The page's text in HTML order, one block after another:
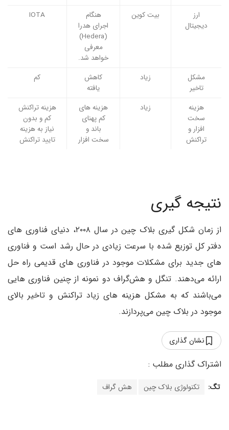
ارز
دیجیتال
بیت کوین
هنگام
اجرای هدرا
(Hedera)
معرفی
خواهد شد.
IOTA
مشکل
تاخیر
زیاد
کاهش
یافته
کم
هزینه
سخت
افزار و
تراکنش
زیاد
هزینه های
کم پهنای
باند و
سخت افزار
هزینه تراکنش
کم و بدون
نیاز به هزینه
تایید تراکنش
نتیجه گیری
از زمان شکل گیری بلاک چین در سال ۲۰۰۸، دنیای فناوری های
دفتر کل توزیع شده با سرعت زیادی در حال رشد است و فناوری
های جدید برای مشکلات موجود در فناوری های قدیمی راه حل
ارائه می‌دهند. تنگل و هش‌گراف دو نمونه از چنین فناوری هایی
می‌باشند که به مشکل هزینه های زیاد تراکنش و تاخیر بالای
موجود در بلاک چین می‌پردازند.
نشان گذاری
تگ: تکنولوژی بلاک چین هش گراف